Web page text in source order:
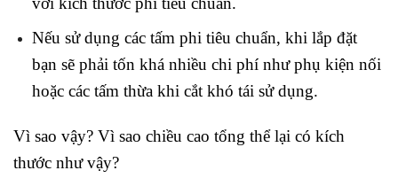
Nếu sử dụng các tấm phi tiêu chuẩn, khi lắp đặt
bạn sẽ phải tốn khá nhiều chi phí như phụ kiện nối
hoặc các tấm thừa khi cắt khó tái sử dụng.
Vì sao vậy? Vì sao chiều cao tổng thể lại có kích
thước như vậy?